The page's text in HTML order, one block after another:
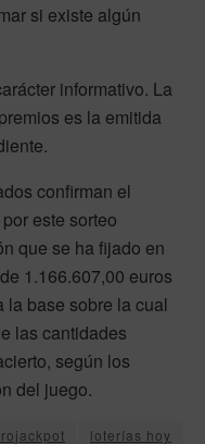
si existe algún
informativo. La
es la emitida
confirman el
este sorteo
que se ha fijado en
1.166.607,00 euros
la base sobre la cual
las cantidades
según los
del juego.
loterías hoy